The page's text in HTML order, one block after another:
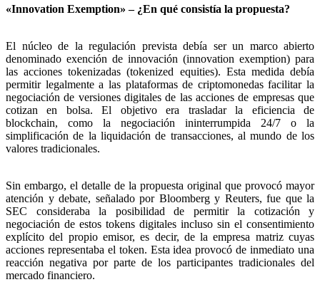
«Innovation Exemption» – ¿En qué consistía la propuesta?
El núcleo de la regulación prevista debía ser un marco abierto
denominado exención de innovación (innovation exemption) para
las acciones tokenizadas (tokenized equities). Esta medida debía
permitir legalmente a las plataformas de criptomonedas facilitar la
negociación de versiones digitales de las acciones de empresas que
cotizan en bolsa. El objetivo era trasladar la eficiencia de
blockchain, como la negociación ininterrumpida 24/7 o la
simplificación de la liquidación de transacciones, al mundo de los
valores tradicionales.
Sin embargo, el detalle de la propuesta original que provocó mayor
atención y debate, señalado por Bloomberg y Reuters, fue que la
SEC consideraba la posibilidad de permitir la cotización y
negociación de estos tokens digitales incluso sin el consentimiento
explícito del propio emisor, es decir, de la empresa matriz cuyas
acciones representaba el token. Esta idea provocó de inmediato una
reacción negativa por parte de los participantes tradicionales del
mercado financiero.